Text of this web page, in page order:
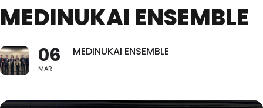
MEDINUKAI ENSEMBLE
06
MAR
MEDINUKAI ENSEMBLE